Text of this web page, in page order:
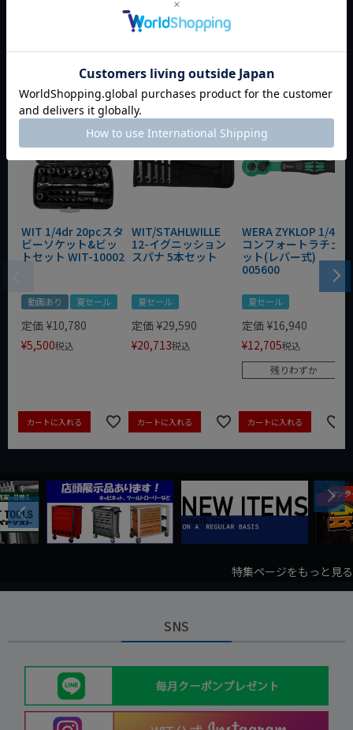
過度な美品をお求めの方は購入をご遠慮ください)
◇ブログをチェックする◇
[ラチェット]SNAP-ONの新作ラチェットが入荷!
今週のおすすめアイテム
WIT 1/4dr 20pcスタ
ビーソケット&ビッ
トセット WIT-10002
動画あり 夏セール
定価 ¥10,780
¥5,500税込
カートに入れる
WIT/STAHLWILLE
12-イグニッション
スパナ 5本セット
夏セール
定価 ¥29,590
¥20,713税込
カートに入れる
WERA ZYKLOP 1/4"
コンフォートラチェ
ット(レバー式)
005600
夏セール
定価 ¥16,940
¥12,705税込
残りわずか
カートに入れる
Previous
Next
特集ページをもっと見る
SNS